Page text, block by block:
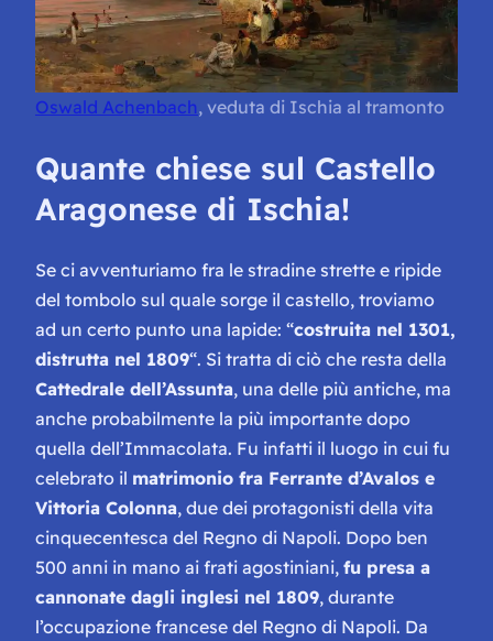
Oswald Achenbach, veduta di Ischia al tramonto
Quante chiese sul Castello
Aragonese di Ischia!
Se ci avventuriamo fra le stradine strette e ripide
del tombolo sul quale sorge il castello, troviamo
ad un certo punto una lapide: “costruita nel 1301,
distrutta nel 1809“. Si tratta di ciò che resta della
Cattedrale dell’Assunta, una delle più antiche, ma
anche probabilmente la più importante dopo
quella dell’Immacolata. Fu infatti il luogo in cui fu
celebrato il matrimonio fra Ferrante d’Avalos e
Vittoria Colonna, due dei protagonisti della vita
cinquecentesca del Regno di Napoli. Dopo ben
500 anni in mano ai frati agostiniani, fu presa a
cannonate dagli inglesi nel 1809, durante
l’occupazione francese del Regno di Napoli. Da